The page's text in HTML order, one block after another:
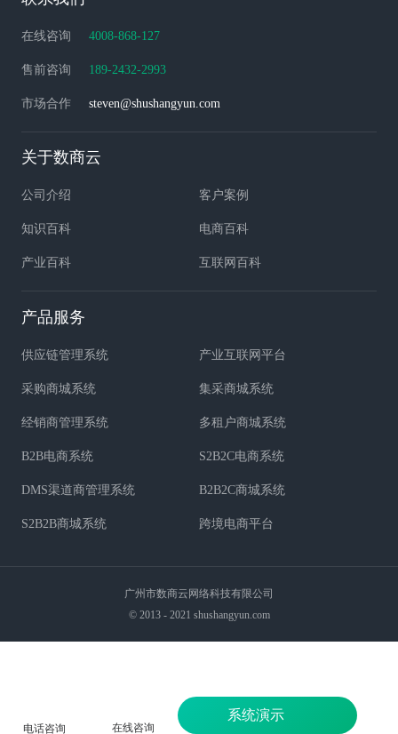
在线咨询 4008-868-127
售前咨询 189-2432-2993
市场合作 steven@shushangyun.com
关于数商云
公司介绍 客户案例
知识百科 电商百科
产业百科 互联网百科
产品服务
供应链管理系统 产业互联网平台
采购商城系统 集采商城系统
经销商管理系统 多租户商城系统
B2B电商系统 S2B2C电商系统
DMS渠道商管理系统 B2B2C商城系统
S2B2B商城系统 跨境电商平台
广州市数商云网络科技有限公司
© 2013 - 2021 shushangyun.com
电话咨询 在线咨询
系统演示